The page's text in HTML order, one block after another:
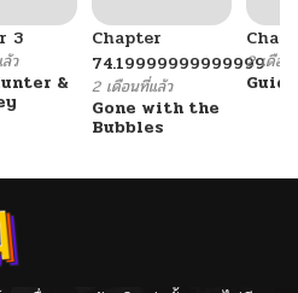
3
ว
&
Chapter
74.19999999999999
2 เดือนที่แล้ว
Gone with the
Bubbles
2 เดือน